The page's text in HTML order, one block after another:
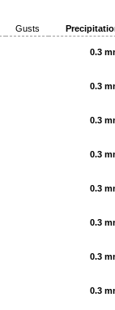
Gusts
0.3
0.3
0.3
0.3
0.3
0.3
0.3
0.3